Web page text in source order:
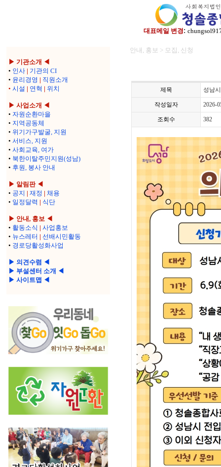
대표메일 변경:
▶ 기관소개 ◀
• 인사 | 기관의 CI
• 윤리경영 | 직원소개
• 시설 | 연혁 | 위치
▶ 사업소개 ◀
• 자원순환마을
• 지역공동체
• 위기가구발굴, 지원
• 서비스, 지원
• 사회교육, 여가
• 북한이탈주민지원(성남)
• 후원, 봉사 안내
▶ 알림판 ◀
• 공지 | 재정 | 채용
• 일정달력 | 식단
▶ 안내, 홍보 ◀
• 활동소식 | 사업홍보
• 뉴스레터 | 선배시민활동
• 경로당활성화사업
▶ 의견수렴 ◀
▶ 부설센터 소개 ◀
▶ 사이트맵 ◀
안내, 홍보 > 모집, 신청
제목 성남
작성일자 2026-
조회수 382